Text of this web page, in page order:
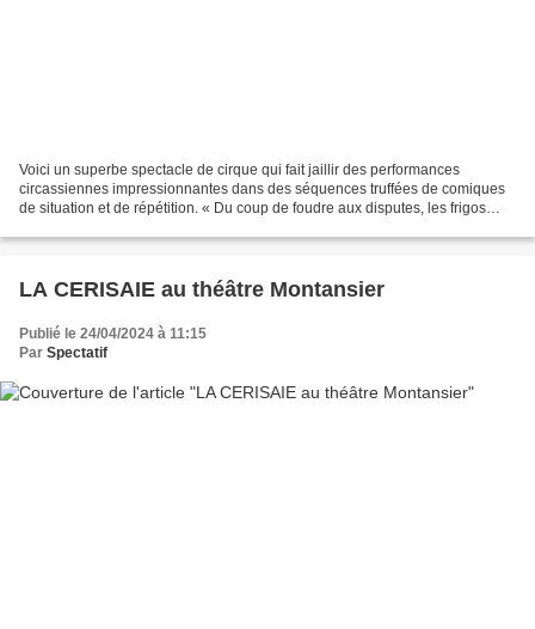
Voici un superbe spectacle de cirque qui fait jaillir des performances
circassiennes impressionnantes dans des séquences truffées de comiques
de situation et de répétition. « Du coup de foudre aux disputes, les frigos
LA CERISAIE au théâtre Montansier
Publié le 24/04/2024 à 11:15
Par Spectatif